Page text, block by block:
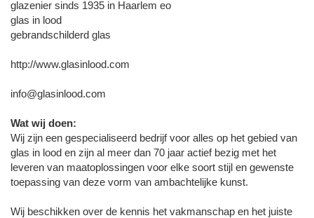
glazenier sinds 1935 in Haarlem eo
glas in lood
gebrandschilderd glas
http://www.glasinlood.com
info@glasinlood.com
Wat wij doen:
Wij zijn een gespecialiseerd bedrijf voor alles op het gebied van
glas in lood en zijn al meer dan 70 jaar actief bezig met het
leveren van maatoplossingen voor elke soort stijl en gewenste
toepassing van deze vorm van ambachtelijke kunst.
Wij beschikken over de kennis het vakmanschap en het juiste